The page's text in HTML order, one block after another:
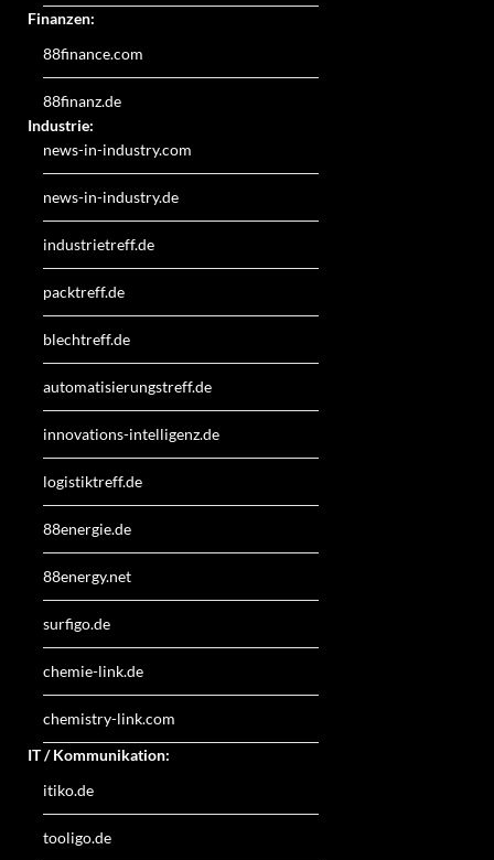
Finanzen:
88finance.com
88finanz.de
Industrie:
news-in-industry.com
news-in-industry.de
industrietreff.de
packtreff.de
blechtreff.de
automatisierungstreff.de
innovations-intelligenz.de
logistiktreff.de
88energie.de
88energy.net
surfigo.de
chemie-link.de
chemistry-link.com
IT / Kommunikation:
itiko.de
tooligo.de